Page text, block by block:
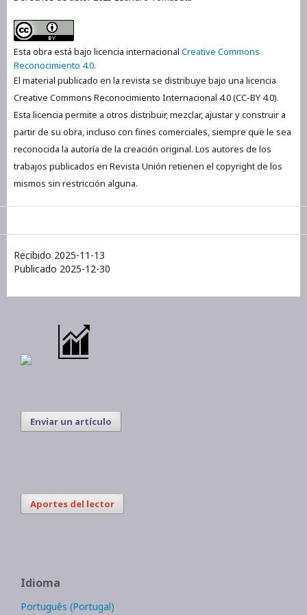
Esta obra está bajo licencia internacional Creative Commons
Reconocimiento 4.0.
El material publicado en la revista se distribuye bajo una licencia
Creative Commons Reconocimiento Internacional 4.0 (CC-BY 4.0).
Esta licencia permite a otros distribuir, mezclar, ajustar y construir a
partir de su obra, incluso con fines comerciales, siempre que le sea
reconocida la autoría de la creación original. Los autores de los
trabajos publicados en Revista Unión retienen el copyright de los
mismos sin restricción alguna.
Recibido 2025-11-13
Publicado 2025-12-30
Enviar un artículo
Aportes del lector
Idioma
Português (Portugal)